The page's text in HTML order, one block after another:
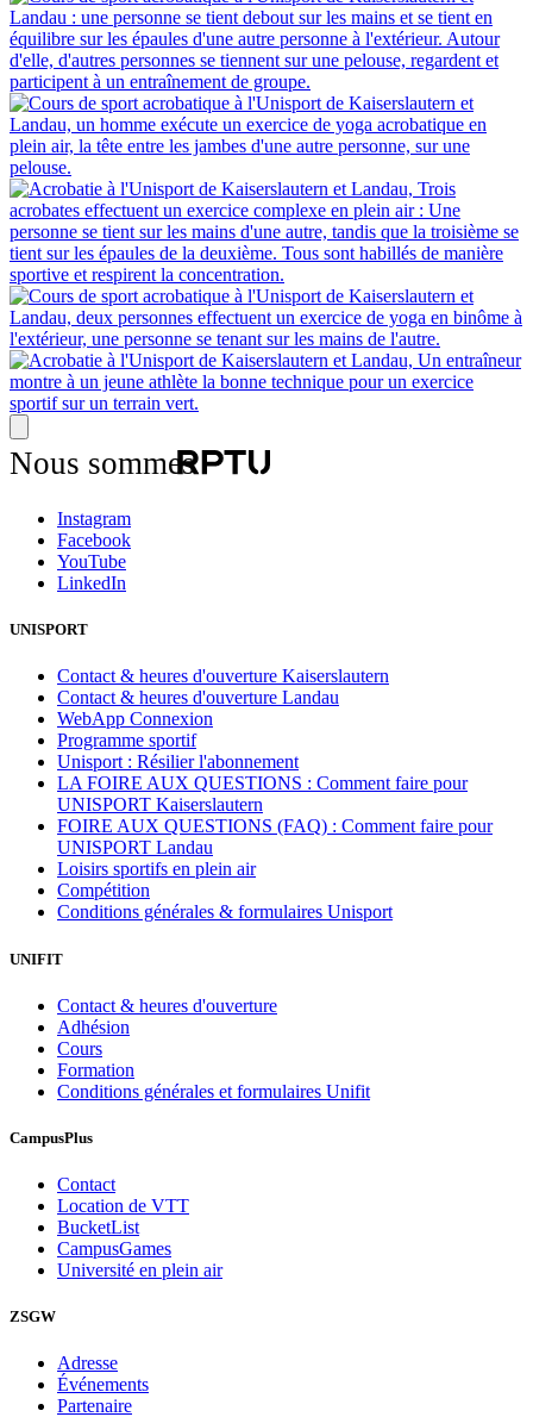
Nous sommes
Instagram
Facebook
YouTube
LinkedIn
UNISPORT
Contact & heures d'ouverture Kaiserslautern
Contact & heures d'ouverture Landau
WebApp Connexion
Programme sportif
Unisport : Résilier l'abonnement
LA FOIRE AUX QUESTIONS : Comment faire pour
UNISPORT Kaiserslautern
FOIRE AUX QUESTIONS (FAQ) : Comment faire pour
UNISPORT Landau
Loisirs sportifs en plein air
Compétition
Conditions générales & formulaires Unisport
UNIFIT
Contact & heures d'ouverture
Adhésion
Cours
Formation
Conditions générales et formulaires Unifit
CampusPlus
Contact
Location de VTT
BucketList
CampusGames
Université en plein air
ZSGW
Adresse
Événements
Partenaire